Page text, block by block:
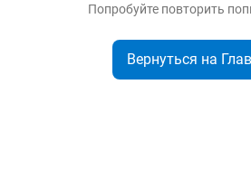
Попробуйте повторить
Вернуться на